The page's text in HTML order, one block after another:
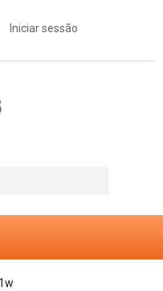
Iniciar sessão